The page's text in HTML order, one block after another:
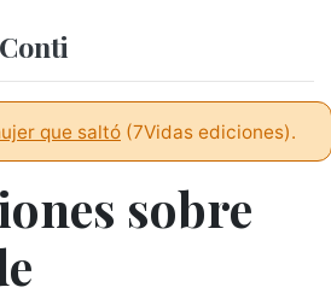
que saltó (7Vidas ediciones).
sobre